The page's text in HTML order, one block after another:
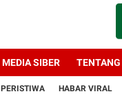
SIBER
PERISTIWA HABAR VIRAL